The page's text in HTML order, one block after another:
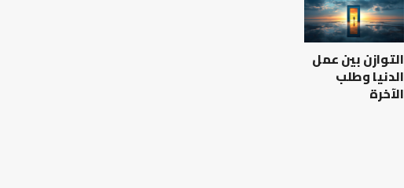
التوازن بين عمل
الدنيا وطلب
الآخرة